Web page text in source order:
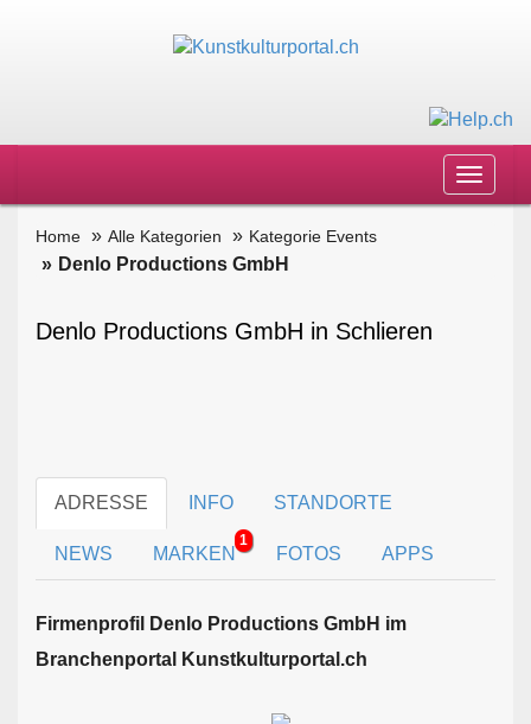
Toggle
Home Alle Kategorien Kategorie Events
Denlo Productions GmbH
Denlo Productions GmbH in Schlieren
ADRESSE INFO STANDORTE
NEWS MARKEN
1
FOTOS APPS
Firmen­profil Denlo Productions GmbH im
Branchen­portal Kunstkulturportal.ch